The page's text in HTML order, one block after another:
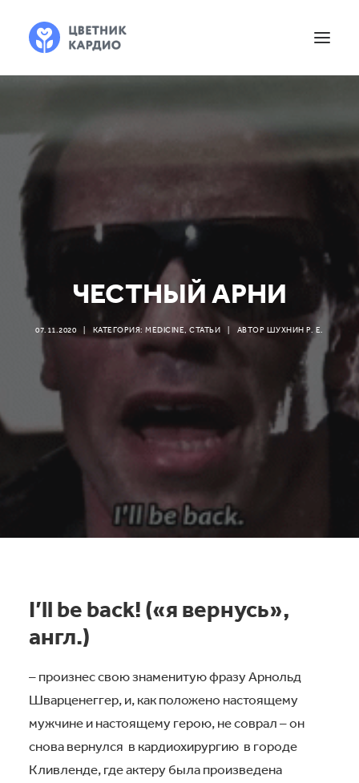
ЧЕСТНЫЙ АРНИ
07.11.2020 КАТЕГОРИЯ:MEDICINE,СТАТЬИ АВТОР ШУХНИН Р. Е.
I’ll be back! («я вернусь»,
англ.)
– произнес свою знаменитую фразу Арнольд
Шварценеггер, и, как положено настоящему
мужчине и настоящему герою, не соврал – он
снова вернулся в кардиохирургию в городе
Кливленде, где актеру была произведена